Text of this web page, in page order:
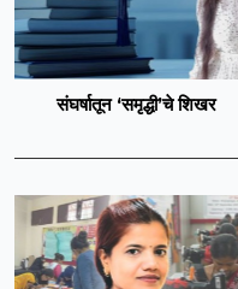
संघर्षातून ‘समृद्धी’चे शिखर